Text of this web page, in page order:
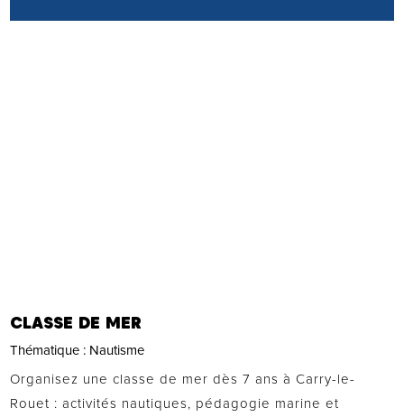
CLASSE DE MER
Thématique : Nautisme
Organisez une classe de mer dès 7 ans à Carry-le-
Rouet : activités nautiques, pédagogie marine et